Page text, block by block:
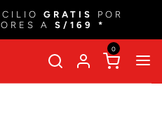
GRATIS
POR
A S/169 *
0